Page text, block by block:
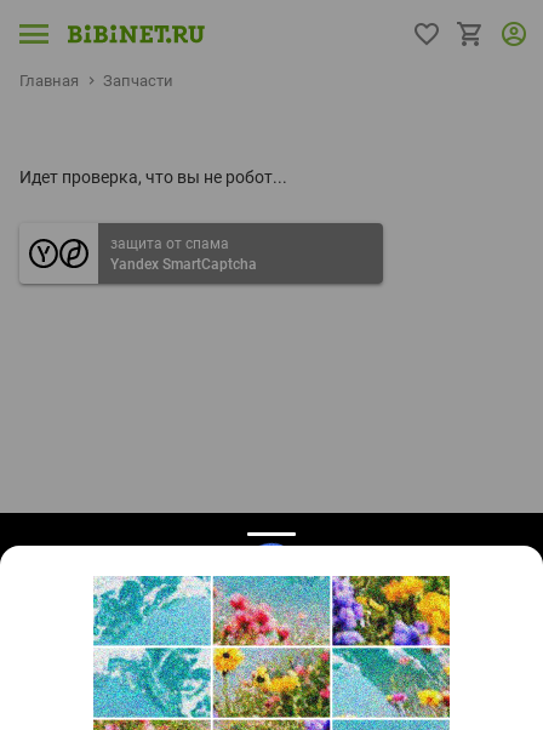
Главная Запчасти
Идет проверка, что вы не робот...
защита от спама
Yandex SmartCaptcha
Поиск запчастей
Для автокомпаний
О проекте
Помощь